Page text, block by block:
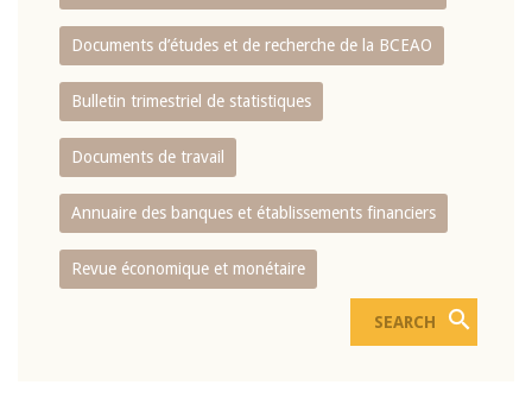
Documents d’études et de recherche de la BCEAO
Bulletin trimestriel de statistiques
Documents de travail
Annuaire des banques et établissements financiers
Revue économique et monétaire